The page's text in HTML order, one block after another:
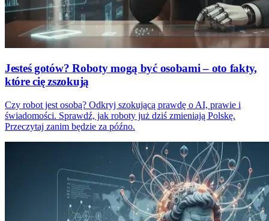
Jesteś gotów? Roboty mogą być osobami – oto fakty,
które cię zszokują
Czy robot jest osobą? Odkryj szokującą prawdę o AI, prawie i
świadomości. Sprawdź, jak roboty już dziś zmieniają Polskę.
Przeczytaj zanim będzie za późno.